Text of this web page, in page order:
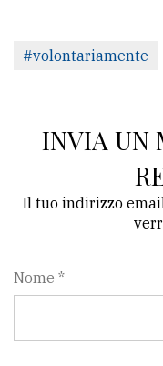
#volontariamente
INVIA UN
Il tuo indirizzo
Nome *